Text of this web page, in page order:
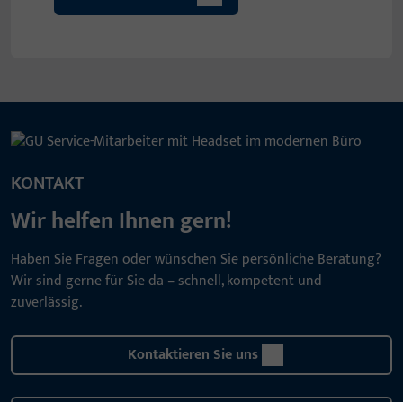
KONTAKT
Wir helfen Ihnen gern!
Haben Sie Fragen oder wünschen Sie persönliche Beratung?
Wir sind gerne für Sie da – schnell, kompetent und
zuverlässig.
Kontaktieren Sie uns